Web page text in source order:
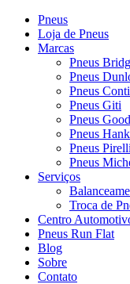
Pneus
Loja de Pneus
Marcas
Pneus
Pneus
Pneus
Pneus Giti
Pneus
Pneus
Pneus Pirelli
Pneus
Serviços
Troca de
Centro
Pneus Run Flat
Blog
Sobre
Contato